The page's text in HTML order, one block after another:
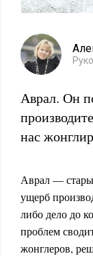
Аврал. Он
нас
Аврал —
ущерб
либо дело до
проблем
жонглеров,